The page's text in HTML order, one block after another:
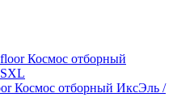
Космос отборный ИксЭль /